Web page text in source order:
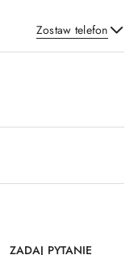
Zostaw telefon
ZADAJ PYTANIE